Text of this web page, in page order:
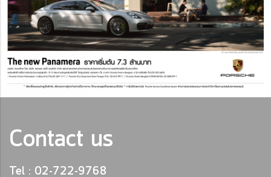
Contact us
Tel : 02-722-9768